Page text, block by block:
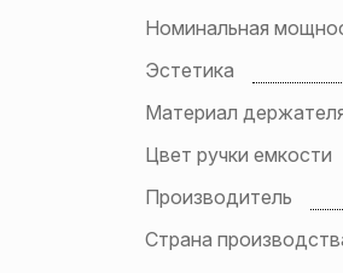
Номинальная
Эстетика
Материал
Цвет ручки емкости
Производитель
Страна